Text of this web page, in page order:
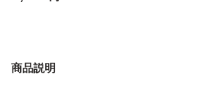
商品説明